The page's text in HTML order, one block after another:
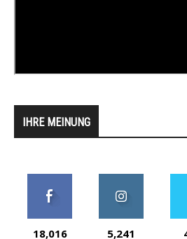
IHRE MEINUNG
18,016 5,241